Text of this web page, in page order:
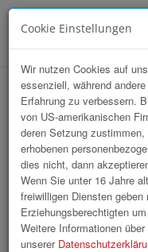
HAK-Event 2026
Cookie Einstellungen
Wir nutzen Cookies auf
essenziell, während
Erfahrung zu verbessern.
von US-amerikanischen
deren Setzung
erhobenen
dies nicht, dann
Wenn Sie unter 16 Jahre
freiwilligen Diensten
Erziehungsberechtigten
Weitere Informationen
unserer